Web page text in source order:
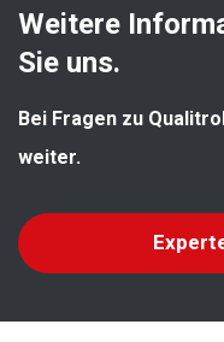
Weitere
Sie uns.
Bei Fragen zu
weiter.